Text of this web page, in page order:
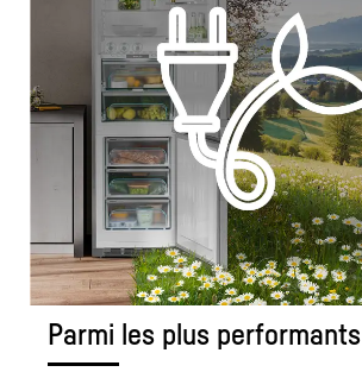
Parmi les plus performants